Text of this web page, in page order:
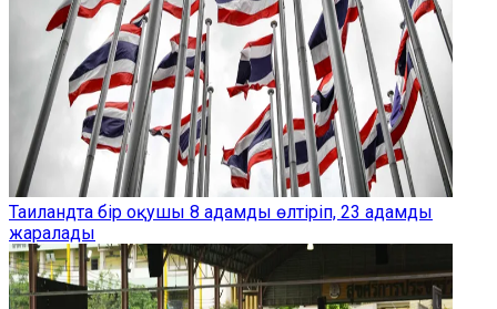
Таиландта бір оқушы 8 адамды өлтіріп, 23 адамды
жаралады